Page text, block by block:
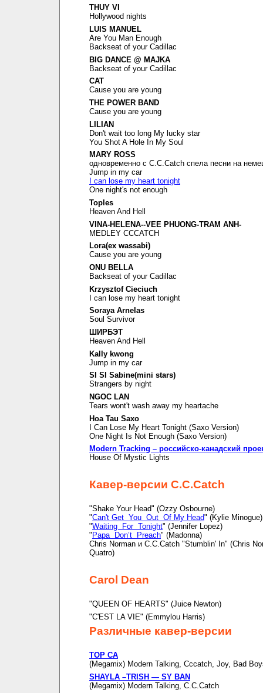
THUY VI
Hollywood nights
LUIS MANUEL
Are You Man Enough
Backseat of your Cadillac
BIG DANCE @ MAJKA
Backseat of your Cadillac
CAT
Cause you are young
THE POWER BAND
Cause you are young
LILIAN
Don't wait too long My lucky star
You Shot A Hole In My Soul
MARY ROSS
одновременно с C.C.Catch спела песни на
Jump in my car
I can lose my heart tonight
One night's not enough
Toples
Heaven And Hell
VINA-HELENA--VEE PHUONG-TRAM ANH-
MEDLEY CCCATCH
Lora(ex wassabi)
Cause you are young
ONU BELLA
Backseat of your Cadillac
Krzysztof Cieciuch
I can lose my heart tonight
Soraya Arnelas
Soul Survivor
ШИРБЭТ
Heaven And Hell
Kally kwong
Jump in my car
SI SI Sabine(mini stars)
Strangers by night
NGOC LAN
Tears wont't wash away my heartache
Hoa Tau Saxo
I Can Lose My Heart Tonight (Saxo Version)
One Night Is Not Enough (Saxo Version)
Modern Tracking – российско-канадский
House Of Mystic Lights
Кавер-версии C.C.Catch
"Shake Your Head" (Ozzy Osbourne)
"Can't Get You Out Of My Head" (Kylie Minogue)
"Waiting For Tonight" (Jennifer Lopez)
" Papa Don’t Preach" (Madonna)
Chris Norman и C.C.Catch "Stumblin' In" (Chris
Quatro)
Carol Dean
"QUEEN OF HEARTS" (Juice Newton)
"C'EST LA VIE" (Emmylou Harris)
Различные кавер-версии
TOP CA
(Megamix) Modern Talking, Cccatch, Joy, Bad
SHAYLA –TRISH — SY BAN
(Megamix) Modern Talking, C.C.Catch